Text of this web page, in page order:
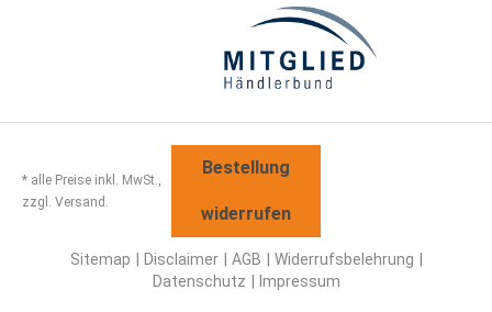
* alle Preise inkl. MwSt.,
zzgl. Versand.
Bestellung
widerrufen
Sitemap Disclaimer AGB
Widerrufsbelehrung
Datenschutz
Impressum